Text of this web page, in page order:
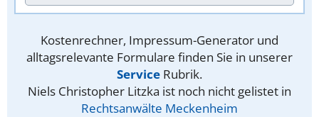
Kostenrechner, Impressum-Generator und
alltagsrelevante Formulare finden Sie in unserer
Service Rubrik.
Niels Christopher Litzka ist noch nicht gelistet in
Rechtsanwälte Meckenheim